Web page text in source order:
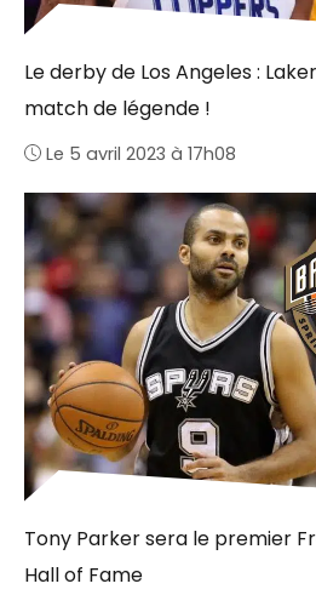
Le derby de Los Angeles :
match de légende !
Le 5 avril 2023 à 17h08
Tony Parker sera le premier
Hall of Fame